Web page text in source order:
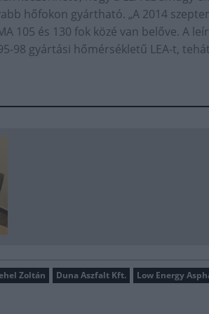
hőfokon gyártható. „A 2014
105 és 130 fok közé van belőve. A
98 gyártási hőmérsékletű LEA-t,
Zoltán Duna Aszfalt Kft. Low Energy